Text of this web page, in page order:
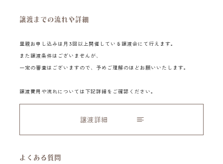
譲渡までの流れや詳細
里親お申し込みは月3回以上開催している譲渡会にて行えます。
また譲渡条件はございませんが、
一定の審査はございますので、予めご理解のほどお願いいたします。
譲渡費用や流れについては下記詳細をご確認ください。
譲渡詳細
よくある質問